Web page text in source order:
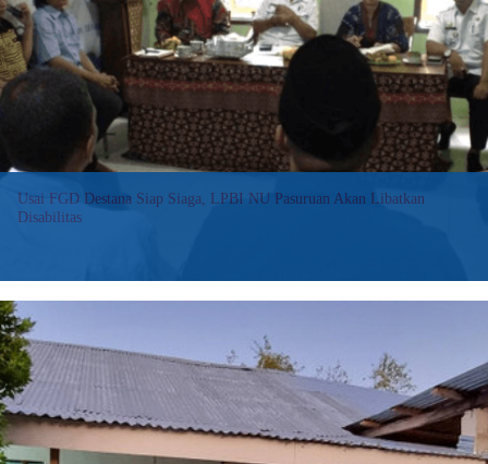
Buku
Praktik
Baik
Penanggulangan
Bencana
Usai FGD Destana Siap Siaga, LPBI NU Pasuruan Akan Libatkan
Disabilitas
Pengurus Cabang (PC) Lembaga Penanggulangan Bancana dan
Perubahan Iklim Nahdlatul Ulama (LPBINU) Kabupaten Pasuruan
menggelar Focus Group Discussion (FGD) Desa Tangguh Bencana
(Destana) Siap Siaga di Balai Desa Kecamatan Winongan Lor.
Baca selengkapnya>>
Usai
FGD
Destana